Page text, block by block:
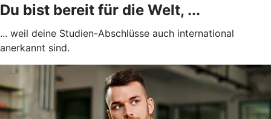
Du bist bereit für die Welt, ...
... weil deine Studien-Abschlüsse auch international
anerkannt sind.